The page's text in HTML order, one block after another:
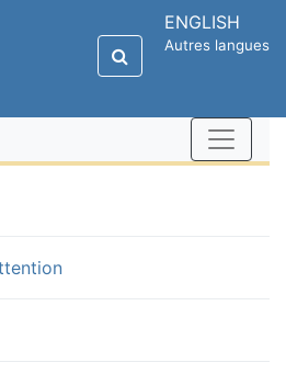
ENGLISH
Autres langues